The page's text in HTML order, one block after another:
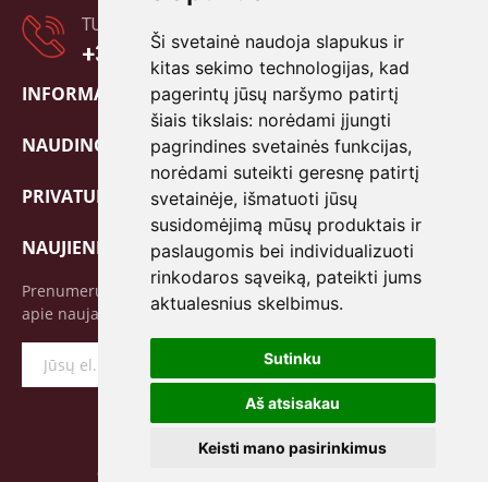
Ši svetainė naudoja slapukus ir
kitas sekimo technologijas, kad
pagerintų jūsų naršymo patirtį
šiais tikslais: norėdami įjungti
pagrindines svetainės funkcijas,
norėdami suteikti geresnę patirtį
svetainėje, išmatuoti jūsų
susidomėjimą mūsų produktais ir
paslaugomis bei individualizuoti
rinkodaros sąveiką, pateikti jums
aktualesnius skelbimus.
Sutinku
Aš atsisakau
Keisti mano pasirinkimus
TURITE KLAUSIMŲ?
+370 601 80838
INFORMACIJA
NAUDINGA!
PRIVATUMO POLITIKA
NAUJIENLAIŠKIS
Prenumeruokite mūsų naujienlaiškį ir pirmieji sužinokite
apie naujausius pasiūlymus bei specialias akcijas!
© 2026 JUNIKA.LT | Visos teisės saugomos.